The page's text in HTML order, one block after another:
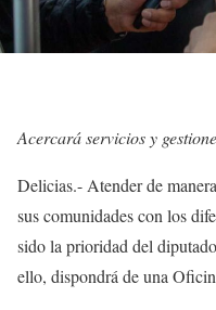
Acercará servicios y
Delicias.- Atender de
sus comunidades con los
sido la prioridad del
ello, dispondrá de una